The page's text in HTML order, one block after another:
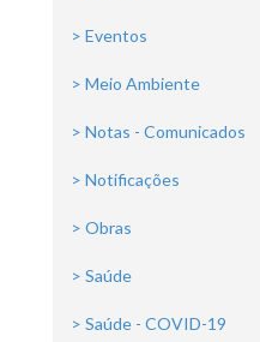
> Eventos
> Meio Ambiente
> Notas - Comunicados
> Notificações
> Obras
> Saúde
> Saúde - COVID-19